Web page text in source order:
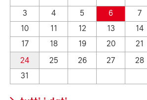
3
4 5 6 7
10
11 12 13 14
17
18 19 20 21
24
25 26 27 28
31